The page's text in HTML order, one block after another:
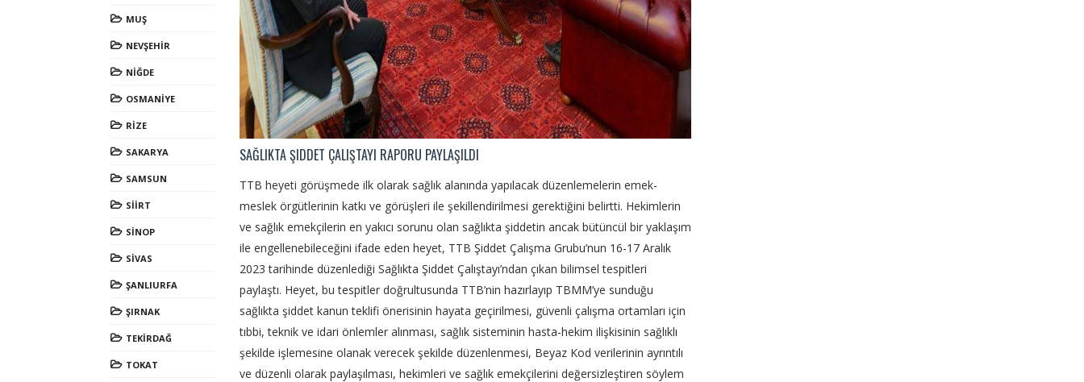
MUŞ
NEVŞEHİR
NİĞDE
OSMANİYE
RİZE
SAKARYA
SAMSUN
SİİRT
SİNOP
SİVAS
ŞANLIURFA
ŞIRNAK
TEKİRDAĞ
TOKAT
SAĞLIKTA ŞIDDET ÇALIŞTAYI RAPORU PAYLAŞILDI
TTB heyeti görüşmede ilk olarak sağlık alanında yapılacak düzenlemelerin emek-
meslek örgütlerinin katkı ve görüşleri ile şekillendirilmesi gerektiğini belirtti. Hekimlerin
ve sağlık emekçilerin en yakıcı sorunu olan sağlıkta şiddetin ancak bütüncül bir yaklaşım
ile engellenebileceğini ifade eden heyet, TTB Şiddet Çalışma Grubu’nun 16-17 Aralık
2023 tarihinde düzenlediği Sağlıkta Şiddet Çalıştayı’ndan çıkan bilimsel tespitleri
paylaştı. Heyet, bu tespitler doğrultusunda TTB’nin hazırlayıp TBMM’ye sunduğu
sağlıkta şiddet kanun teklifi önerisinin hayata geçirilmesi, güvenli çalışma ortamları için
tıbbi, teknik ve idari önlemler alınması, sağlık sisteminin hasta-hekim ilişkisinin sağlıklı
şekilde işlemesine olanak verecek şekilde düzenlenmesi, Beyaz Kod verilerinin ayrıntılı
ve düzenli olarak paylaşılması, hekimleri ve sağlık emekçilerini değersizleştiren söylem